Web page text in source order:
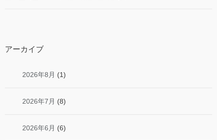
アーカイブ
2026年8月 (1)
2026年7月 (8)
2026年6月 (6)